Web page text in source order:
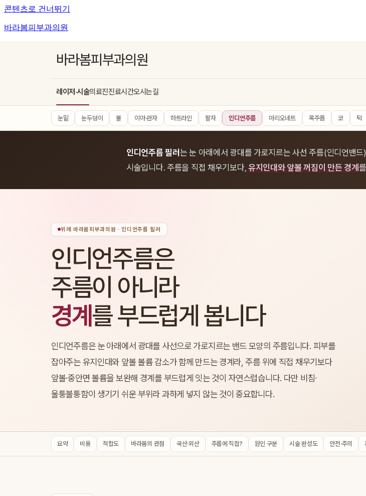
콘텐츠로 건너뛰기
바라봄피부과의원
바라봄피부과의원
레이저·시술의료진진료시간오시는길
눈밑 눈두덩이 볼 이마·관자 하트라인 팔자 인디언주름 마리오네트 목주름 코 턱
인디언주름 필러 는 눈 아래에서 광대를 가로지르는 사선 주름(인디언밴
시술입니다. 주름을 직접 채우기보다, 유지인대와 앞볼 꺼짐이 만든 경계
위례 바라봄피부과의원 · 인디언주름 필러
인디언주름은
주름이 아니라
경계를 부드럽게 봅니다
인디언주름은 눈 아래에서 광대를 사선으로 가로지르는 밴드 모양의 주름입니다. 피부를
잡아주는 유지인대와 앞볼 볼륨 감소가 함께 만드는 경계라, 주름 위에 직접 채우기보다
앞볼·중안면 볼륨을 보완해 경계를 부드럽게 잇는 것이 자연스럽습니다. 다만 비침·
울퉁불퉁함이 생기기 쉬운 부위라 과하게 넣지 않는 것이 중요합니다.
요약 비용 적합도 바라봄의 관점 국산·외산 주름에 직접? 원인 구분 시술 완성도 안전·주의